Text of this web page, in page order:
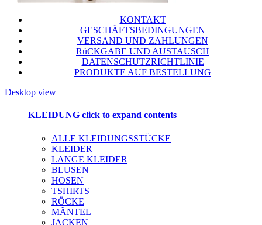
KONTAKT
GESCHÄFTSBEDINGUNGEN
VERSAND UND ZAHLUNGEN
RüCKGABE UND AUSTAUSCH
DATENSCHUTZRICHTLINIE
PRODUKTE AUF BESTELLUNG
Desktop view
KLEIDUNG click to expand contents
ALLE KLEIDUNGSSTÜCKE
KLEIDER
LANGE KLEIDER
BLUSEN
HOSEN
TSHIRTS
RÖCKE
MÄNTEL
JACKEN